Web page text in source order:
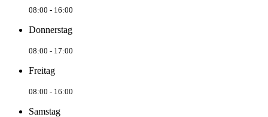
08:00 - 16:00
Donnerstag
08:00 - 17:00
Freitag
08:00 - 16:00
Samstag